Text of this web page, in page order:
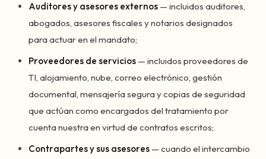
Auditores y asesores externos — incluidos auditores,
abogados, asesores fiscales y notarios designados
para actuar en el mandato;
Proveedores de servicios — incluidos proveedores de
TI, alojamiento, nube, correo electrónico, gestión
documental, mensajería segura y copias de seguridad
que actúan como encargados del tratamiento por
cuenta nuestra en virtud de contratos escritos;
Contrapartes y sus asesores — cuando el intercambio